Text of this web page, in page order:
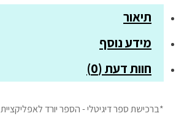
אומנויות
הלחימה
תיאור
מידע נוסף
חוות דעת (0)
*ברכישת ספר דיגיטלי - הספר יורד לאפליקציית HBreader*